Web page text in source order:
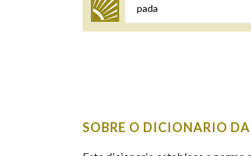
Termo a buscar
SOBRE O DICIONARIO